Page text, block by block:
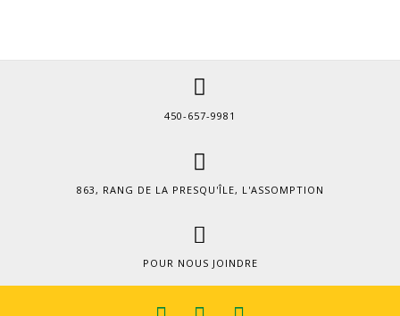
450-657-9981
863, RANG DE LA PRESQU'ÎLE, L'ASSOMPTION
POUR NOUS JOINDRE